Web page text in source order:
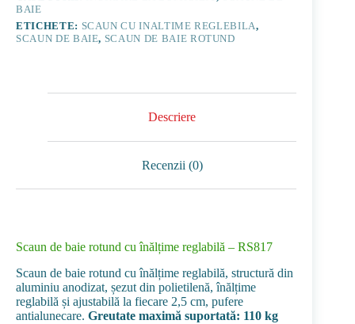
reglabilă
-
RS817
BAIE
ETICHETE: SCAUN CU INALTIME REGLEBILA,
SCAUN DE BAIE, SCAUN DE BAIE ROTUND
Descriere
Recenzii (0)
Scaun de baie rotund cu înălțime reglabilă – RS817
Scaun de baie rotund cu înălțime reglabilă, structură din
aluminiu anodizat, șezut din polietilenă, înălțime
reglabilă și ajustabilă la fiecare 2,5 cm, pufere
antialunecare. Greutate maximă suportată: 110 kg